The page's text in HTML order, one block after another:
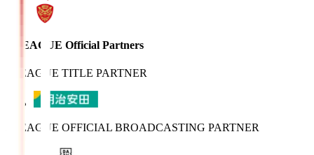
J.LEAGUE Official Partners
J.LEAGUE TITLE PARTNER
J.LEAGUE OFFICIAL BROADCASTING PARTNER